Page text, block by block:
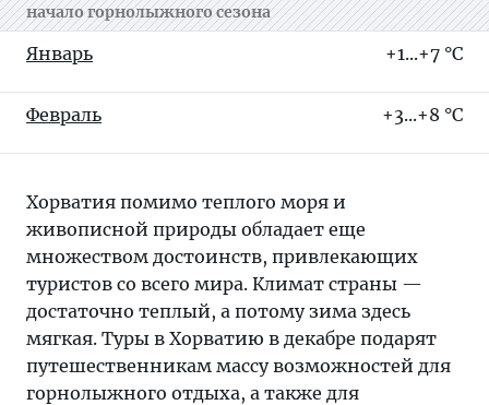
начало горнолыжного сезона
Январь +1...+7 °C
Февраль +3...+8 °C
Хорватия помимо теплого моря и
живописной природы обладает еще
множеством достоинств, привлекающих
туристов со всего мира. Климат страны —
достаточно теплый, а потому зима здесь
мягкая. Туры в Хорватию в декабре подарят
путешественникам массу возможностей для
горнолыжного отдыха, а также для